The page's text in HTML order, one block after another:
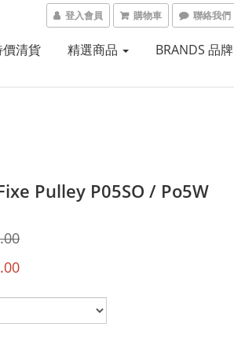
登入會員 購物車 聯絡我們
價清貨 精選商品 BRANDS 品牌
Pulley P05SO / Po5W